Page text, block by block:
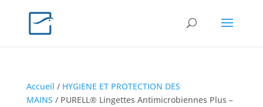
Accueil / HYGIENE ET PROTECTION DES
MAINS / PURELL® Lingettes Antimicrobiennes Plus –